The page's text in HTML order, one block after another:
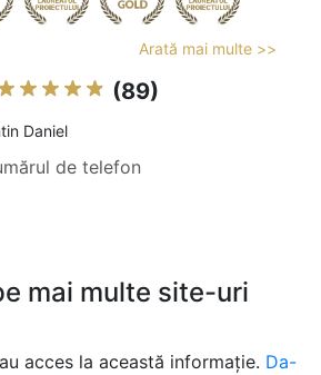
Arată mai multe >>
(89)
Daniel
de telefon
mai multe site-uri
acces la această informație. Da-